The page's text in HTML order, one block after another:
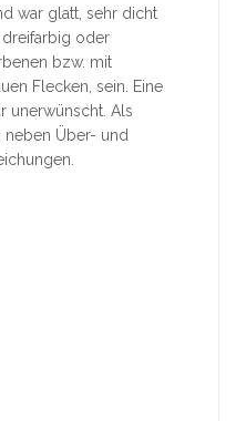
war glatt, sehr dicht
dreifarbig oder
bzw. mit
Flecken, sein. Eine
unerwünscht. Als
neben Über- und